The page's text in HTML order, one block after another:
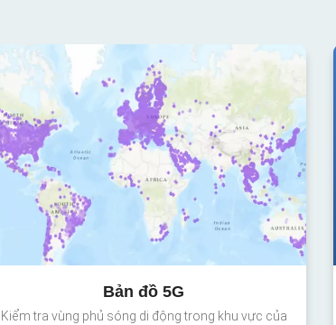
Bản đồ 5G
Kiểm tra vùng phủ sóng di động trong khu vực của